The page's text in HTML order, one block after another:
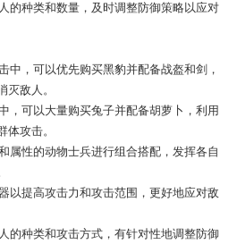
的种类和数量，及时调整防御策略以应对
中，可以优先购买黑豹并配备战盔和剑，
敌人。
，可以大量购买兔子并配备胡萝卜，利用
攻击。
属性的动物士兵进行组合搭配，发挥各自
以提高攻击力和攻击范围，更好地应对敌
的种类和攻击方式，有针对性地调整防御